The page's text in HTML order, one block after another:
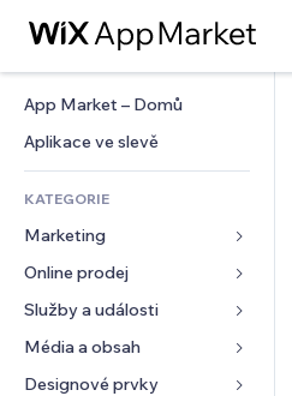
App Market – Domů
Aplikace ve slevě
KATEGORIE
Marketing
Reklamy
Mobilní zařízení
Analytika
Online prodej
Aplikace pro obchody
Doprava a doručení
Tlačítka pro prodej
Služby a události
Ubytování
Události
Média a obsah
Galerie
Designové prvky